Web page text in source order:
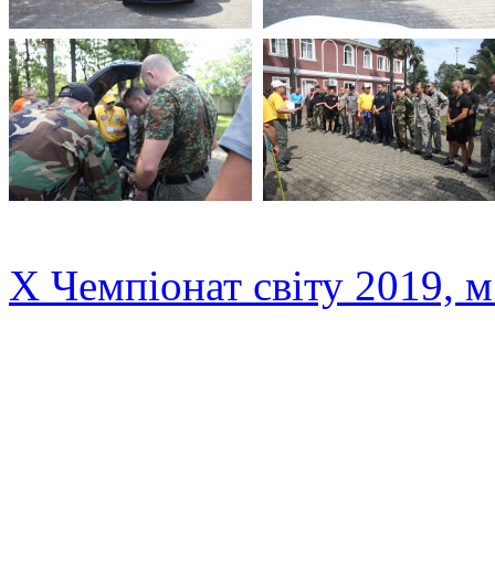
X Чемпіонат світу 2019,